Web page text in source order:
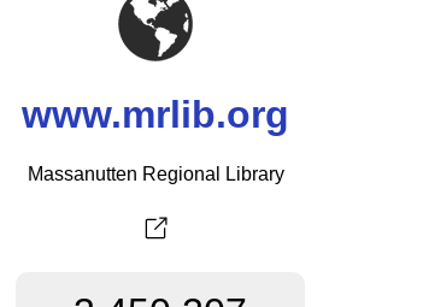
www.mrlib.org
Massanutten Regional Library